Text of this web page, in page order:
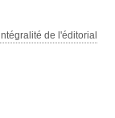
de l'éditorial